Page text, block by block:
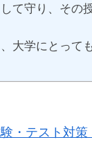
て守り、その
大学にとって
・テスト対